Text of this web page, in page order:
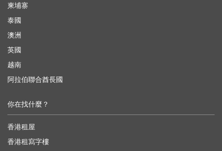
柬埔寨
泰國
澳洲
英國
越南
阿拉伯聯合酋長國
你在找什麼？
香港租屋
香港租寫字樓